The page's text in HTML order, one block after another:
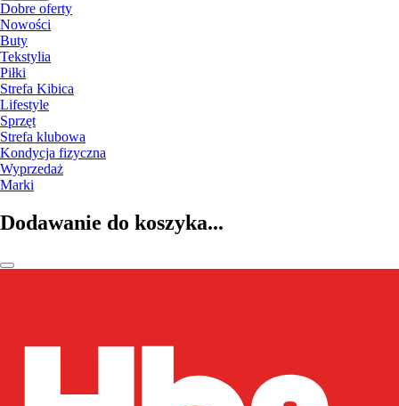
Dobre oferty
Nowości
Buty
Tekstylia
Piłki
Strefa Kibica
Lifestyle
Sprzęt
Strefa klubowa
Kondycja fizyczna
Wyprzedaż
Marki
Dodawanie do koszyka...